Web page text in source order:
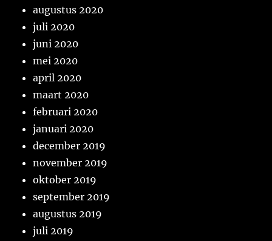
augustus 2020
juli 2020
juni 2020
mei 2020
april 2020
maart 2020
februari 2020
januari 2020
december 2019
november 2019
oktober 2019
september 2019
augustus 2019
juli 2019